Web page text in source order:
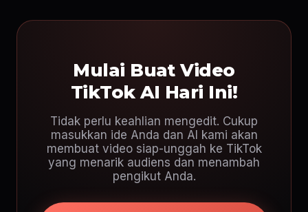
Mulai Buat Video
TikTok AI Hari Ini!
Tidak perlu keahlian mengedit. Cukup
masukkan ide Anda dan AI kami akan
membuat video siap-unggah ke TikTok
yang menarik audiens dan menambah
pengikut Anda.